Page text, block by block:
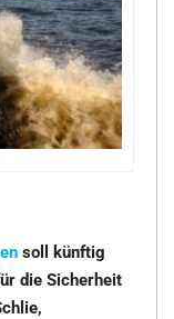
soll künftig
die Sicherheit